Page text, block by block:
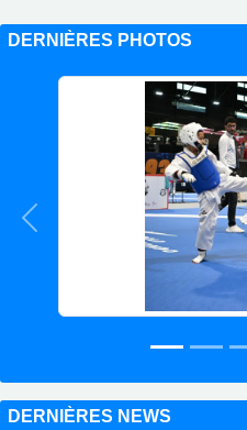
DERNIÈRES PHOTOS
Précedent
DERNIÈRES NEWS